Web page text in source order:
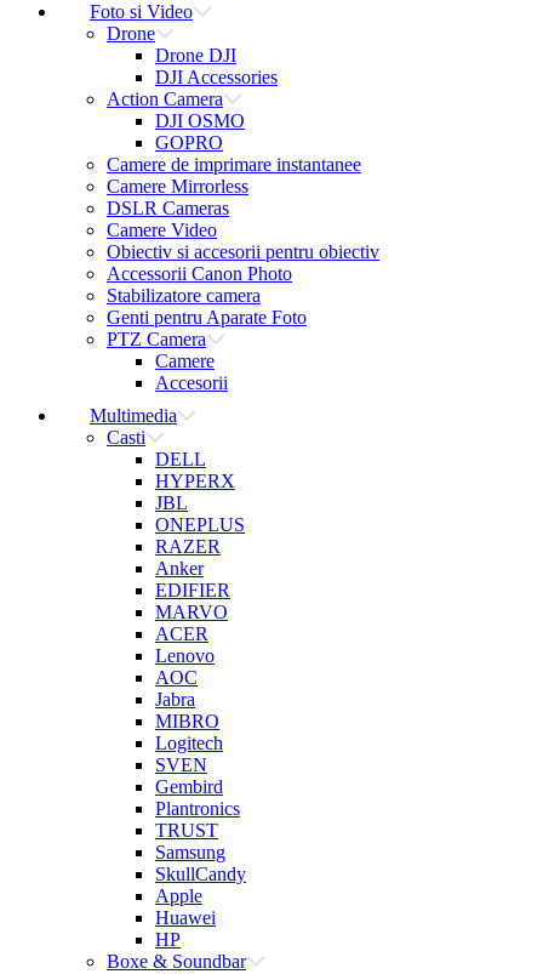
Foto si Video
Drone
Drone DJI
DJI Accessories
Action Camera
DJI OSMO
GOPRO
Camere de imprimare instantanee
Camere Mirrorless
DSLR Cameras
Camere Video
Obiectiv si accesorii pentru obiectiv
Accessorii Canon Photo
Stabilizatore camera
Genti pentru Aparate Foto
PTZ Camera
Camere
Accesorii
Multimedia
Casti
DELL
HYPERX
JBL
ONEPLUS
RAZER
Anker
EDIFIER
MARVO
ACER
Lenovo
AOC
Jabra
MIBRO
Logitech
SVEN
Gembird
Plantronics
TRUST
Samsung
SkullCandy
Apple
Huawei
HP
Boxe & Soundbar